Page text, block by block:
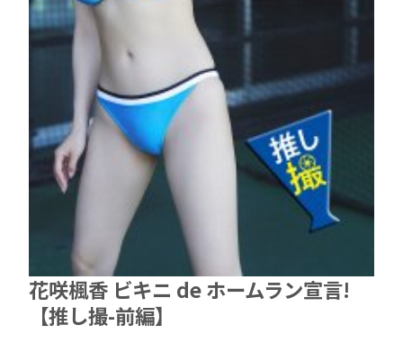
花咲楓香 ビキニ de ホームラン宣言!
【推し撮-前編】